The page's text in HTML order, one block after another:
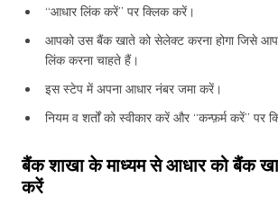
“आधार लिंक करें” पर क्लिक करें।
आपको उस बैंक खाते को सेलेक्ट करना होगा जिसे
लिंक करना चाहते हैं।
इस स्टेप में अपना आधार नंबर जमा करें।
नियम व शर्तों को स्वीकार करें और “कन्फ़र्म करें” पर
बैंक शाखा के माध्यम से आधार को बैंक
करें